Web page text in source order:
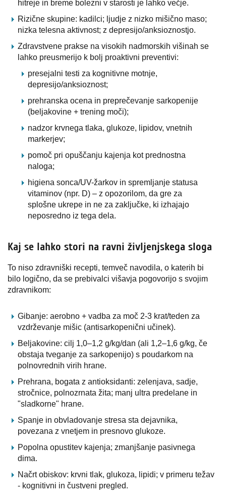
hitreje in breme bolezni v starosti je lahko večje.
Rizične skupine: kadilci; ljudje z nizko mišično maso;
nizka telesna aktivnost; z depresijo/anksioznostjo.
Zdravstvene prakse na visokih nadmorskih višinah se
lahko preusmerijo k bolj proaktivni preventivi:
presejalni testi za kognitivne motnje,
depresijo/anksioznost;
prehranska ocena in preprečevanje sarkopenije
(beljakovine + trening moči);
nadzor krvnega tlaka, glukoze, lipidov, vnetnih
markerjev;
pomoč pri opuščanju kajenja kot prednostna
naloga;
higiena sonca/UV-žarkov in spremljanje statusa
vitaminov (npr. D) – z opozorilom, da gre za
splošne ukrepe in ne za zaključke, ki izhajajo
neposredno iz tega dela.
Kaj se lahko stori na ravni življenjskega sloga
To niso zdravniški recepti, temveč navodila, o katerih bi
bilo logično, da se prebivalci višavja pogovorijo s svojim
zdravnikom:
Gibanje: aerobno + vadba za moč 2-3 krat/teden za
vzdrževanje mišic (antisarkopenični učinek).
Beljakovine: cilj 1,0–1,2 g/kg/dan (ali 1,2–1,6 g/kg, če
obstaja tveganje za sarkopenijo) s poudarkom na
polnovrednih virih hrane.
Prehrana, bogata z antioksidanti: zelenjava, sadje,
stročnice, polnozrnata žita; manj ultra predelane in
"sladkorne" hrane.
Spanje in obvladovanje stresa sta dejavnika,
povezana z vnetjem in presnovo glukoze.
Popolna opustitev kajenja; zmanjšanje pasivnega
dima.
Načrt obiskov: krvni tlak, glukoza, lipidi; v primeru težav
- kognitivni in čustveni pregled.